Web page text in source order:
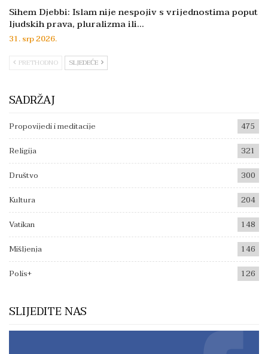
Sihem Djebbi: Islam nije nespojiv s vrijednostima poput
ljudskih prava, pluralizma ili…
31. srp 2026.
PRETHODNO SLJEDEĆE
SADRŽAJ
Propovijedi i meditacije
475
Religija
321
Društvo
300
Kultura
204
Vatikan
148
Mišljenja
146
Polis+
126
SLIJEDITE NAS